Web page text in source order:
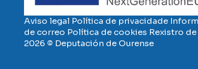
Aviso legal Política de privacidade
de correo Política de cookies Rexistro
2026 © Deputación de Ourense